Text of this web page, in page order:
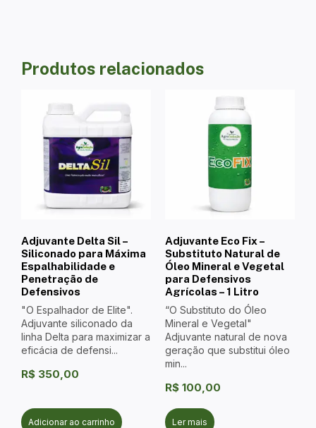
Produtos relacionados
Adjuvante Delta Sil –
Siliconado para Máxima
Espalhabilidade e
Penetração de
Defensivos
"O Espalhador de Elite".
Adjuvante siliconado da
linha Delta para maximizar a
eficácia de defensi...
R$ 350,00
Adicionar ao carrinho
Adjuvante Eco Fix –
Substituto Natural de
Óleo Mineral e Vegetal
para Defensivos
Agrícolas – 1 Litro
“O Substituto do Óleo
Mineral e Vegetal"
Adjuvante natural de nova
geração que substitui óleo
min...
R$ 100,00
Ler mais